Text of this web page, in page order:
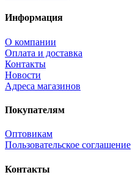
Информация
О компании
Оплата и доставка
Контакты
Новости
Адреса магазинов
Покупателям
Оптовикам
Пользовательское соглашение
Контакты